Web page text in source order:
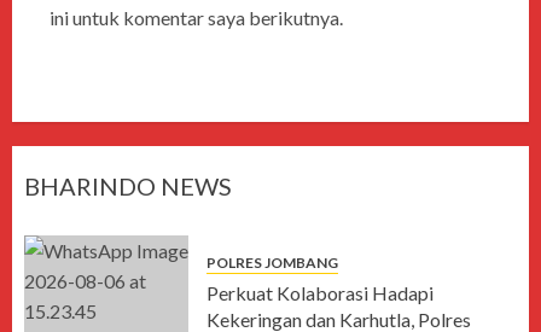
ini untuk komentar saya berikutnya.
BHARINDO NEWS
POLRES JOMBANG
Perkuat Kolaborasi Hadapi
Kekeringan dan Karhutla, Polres